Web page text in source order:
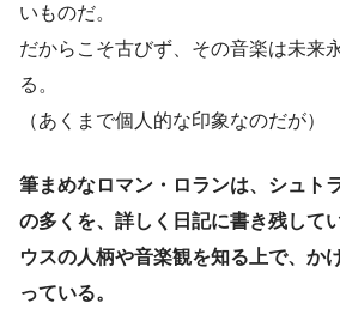
いものだ。
だからこそ古びず、その音楽は未来
る。
（あくまで個人的な印象なのだが）
筆まめなロマン・ロランは、シュト
の多くを、詳しく日記に書き残して
ウスの人柄や音楽観を知る上で、か
っている。